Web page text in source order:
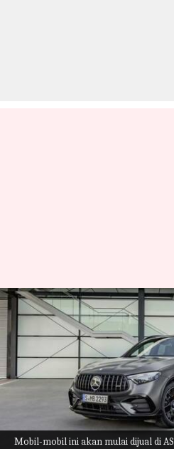
Mobil-mobil ini akan mulai dijual di
Mercedes-AMG
GLC63 S E
diperkenalkan:
fiturnya
Jul 19, 2023 10:36
Apa ceritanya